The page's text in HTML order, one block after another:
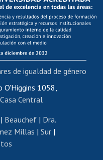
os
capacitación
interna
renta
honorarios
blancas
os
O'Higgins 1058,
Casa Central
| Beauchef| Dra.
Millas | Sur |
de igualdad de género